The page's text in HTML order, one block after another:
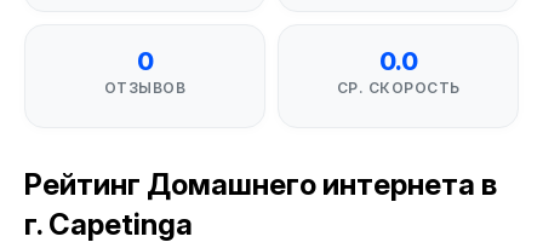
0
ОТЗЫВОВ
0.0
СР. СКОРОСТЬ
Рейтинг Домашнего интернета в
г. Capetinga